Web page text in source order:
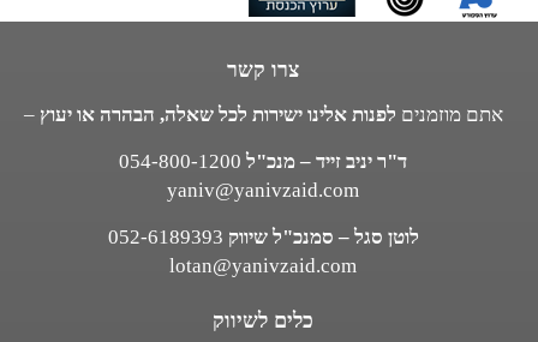
צרו קשר
אתם מוזמנים לפנות אלינו ישירות לכל שאלה, הבהרה או יעוץ –
ד"ר יניב זייד – מנכ"ל 054-800-1200
yaniv@yanivzaid.com
לוטן סגל – סמנכ"ל שיווק 052-6189393
lotan@yanivzaid.com
כלים לשיווק